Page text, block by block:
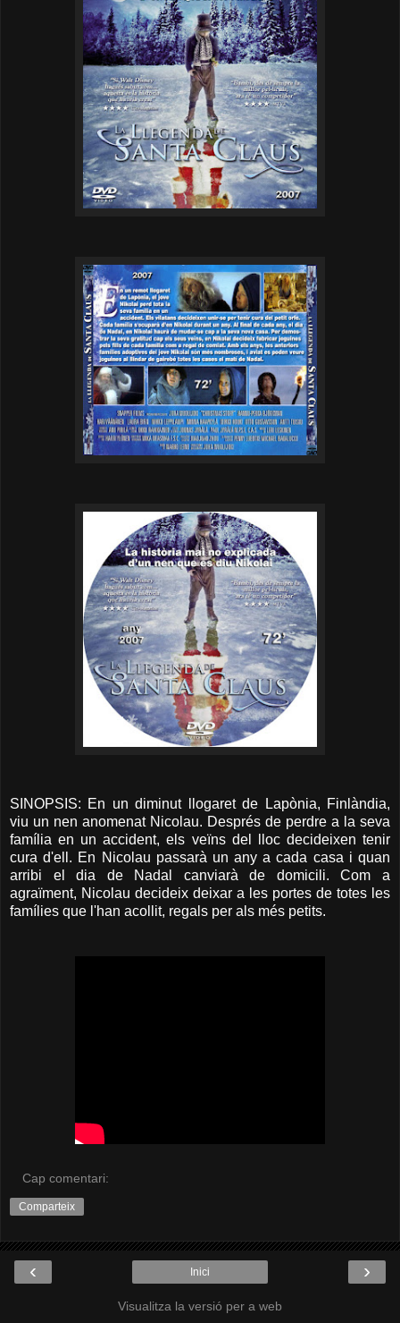
SINOPSIS: En un diminut llogaret de Lapònia, Finlàndia,
viu un nen anomenat Nicolau. Després de perdre a la seva
família en un accident, els veïns del lloc decideixen tenir
cura d'ell. En Nicolau passarà un any a cada casa i quan
arribi el dia de Nadal canviarà de domicili. Com a
agraïment, Nicolau decideix deixar a les portes de totes les
famílies que l'han acollit, regals per als més petits.
Cap comentari:
Comparteix
‹ ›
Inici
Visualitza la versió per a web